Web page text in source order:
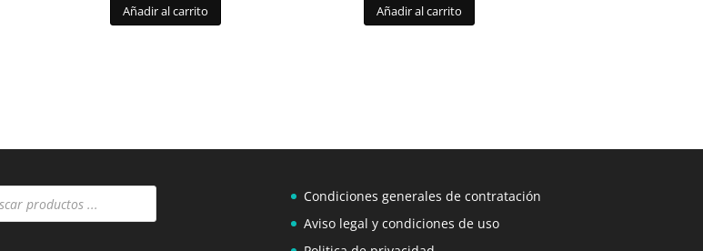
Añadir al carrito Añadir al carrito
Condiciones generales de contratación
Aviso legal y condiciones de uso